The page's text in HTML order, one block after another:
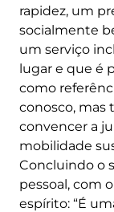
rapidez, um
socialmente
um serviço
lugar e que é
como
conosco, mas
convencer a
mobilidade
Concluindo o
pessoal, com
espírito: “É